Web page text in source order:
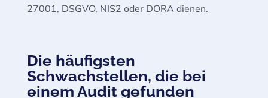
27001, DSGVO, NIS2 oder DORA dienen.
Die häufigsten
Schwachstellen, die bei
einem Audit gefunden